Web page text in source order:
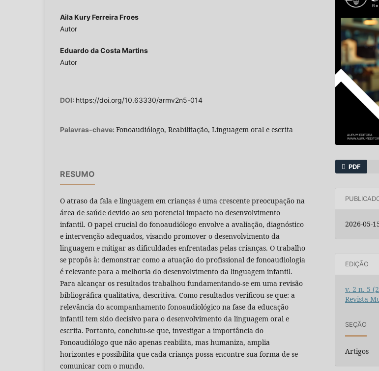
Aila Kury Ferreira Froes
Autor
Eduardo da Costa Martins
Autor
DOI: https://doi.org/10.63330/armv2n5-014
Palavras-chave: Fonoaudiólogo, Reabilitação, Linguagem oral e escrita
RESUMO
O atraso da fala e linguagem em crianças é uma crescente preocupação na
área de saúde devido ao seu potencial impacto no desenvolvimento
infantil. O papel crucial do fonoaudiólogo envolve a avaliação, diagnóstico
e intervenção adequados, visando promover o desenvolvimento da
linguagem e mitigar as dificuldades enfrentadas pelas crianças. O trabalho
se propôs à: demonstrar como a atuação do profissional de fonoaudiologia
é relevante para a melhoria do desenvolvimento da linguagem infantil.
Para alcançar os resultados trabalhou fundamentando-se em uma revisão
bibliográfica qualitativa, descritiva. Como resultados verificou-se que: a
relevância do acompanhamento fonoaudiológico na fase da educação
infantil tem sido decisivo para o desenvolvimento da linguagem oral e
escrita. Portanto, concluiu-se que, investigar a importância do
Fonoaudiólogo que não apenas reabilita, mas humaniza, amplia
horizontes e possibilita que cada criança possa encontre sua forma de se
comunicar com o mundo.
PDF
2026-05-
EDIÇÃO
v. 2 n. 5
Revista
SEÇÃO
Artigos